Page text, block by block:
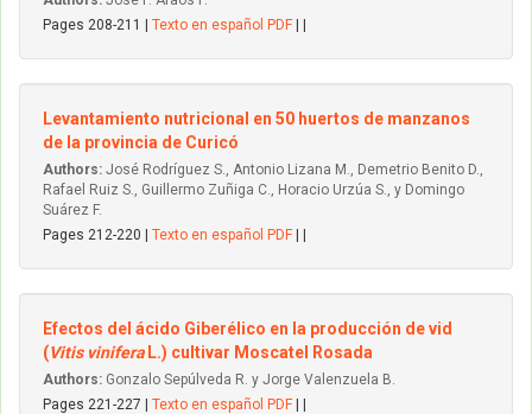
Pages 208-211 | Texto en español PDF
Levantamiento nutricional en 50 huertos de manzanos
de la provincia de Curicó
Authors: José Rodríguez S., Antonio Lizana M., Demetrio Benito D.,
Rafael Ruiz S., Guillermo Zuñiga C., Horacio Urzúa S., y Domingo
Suárez F.
Pages 212-220 | Texto en español PDF
Efectos del ácido Giberélico en la producción de vid
(Vitis vinifera L.) cultivar Moscatel Rosada
Authors: Gonzalo Sepúlveda R. y Jorge Valenzuela B.
Pages 221-227 | Texto en español PDF